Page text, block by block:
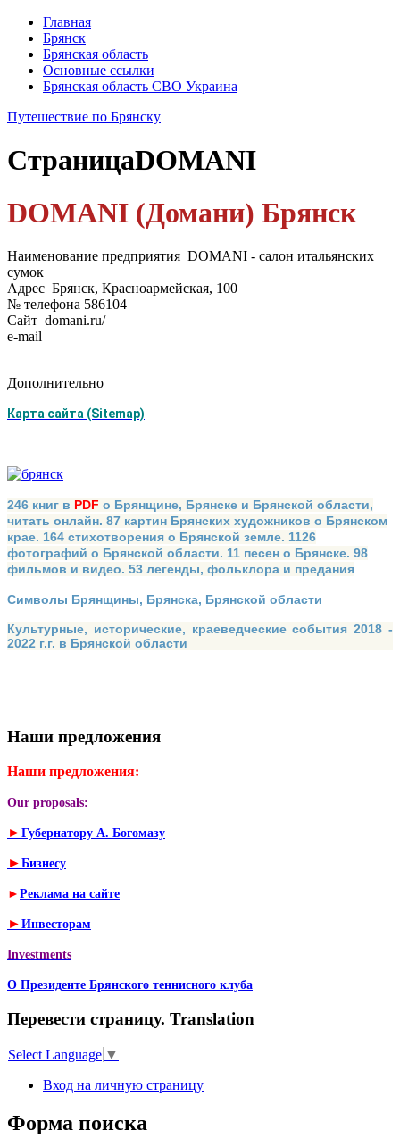
Главная
Брянск
Брянская область
Основные ссылки
Брянская область СВО Украина
Путешествие по Брянску
СтраницаDOMANI
DOMANI (Домани) Брянск
Наименование предприятия DOMANI - салон итальянских
сумок
Адрес Брянск, Красноармейская, 100
№ телефона 586104
Сайт domani.ru/
e-mail
Дополнительно
Карта сайта (Sitemap)
246 книг в PDF о Брянщине, Брянске и Брянской области,
читать онлайн. 87 картин Брянских художников о Брянском
крае. 164 стихотворения о Брянской земле. 1126
фотографий о Брянской области. 11 песен о Брянске. 98
фильмов и видео. 53 легенды, фольклора и предания
Символы Брянщины, Брянска, Брянской области
Культурные, исторические, краеведческие события 2018 -
2022 г.г. в Брянской области
Наши предложения
Наши предложения:
Our proposals:
► Губернатору А. Богомазу
► Бизнесу
► Реклама на сайте
► Инвесторам
Investments
О Президенте Брянского теннисного клуба
Перевести страницу. Translation
Select Language ▼
Вход на личную страницу
Форма поиска